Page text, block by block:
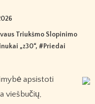
Triukšmo Slopinimo
„z30“, #Priedai
viešbučių,